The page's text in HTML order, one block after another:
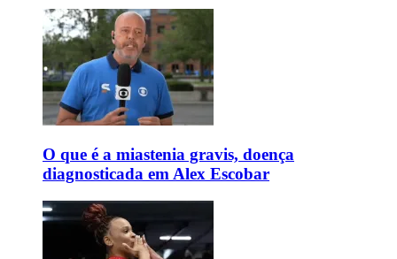
O que é a miastenia gravis, doença
diagnosticada em Alex Escobar